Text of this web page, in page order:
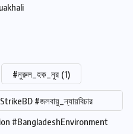
#নুরুল_হক_নুর (1)
#জলবায়ু_ন্যায়বিচার
#BangladeshEnvironment